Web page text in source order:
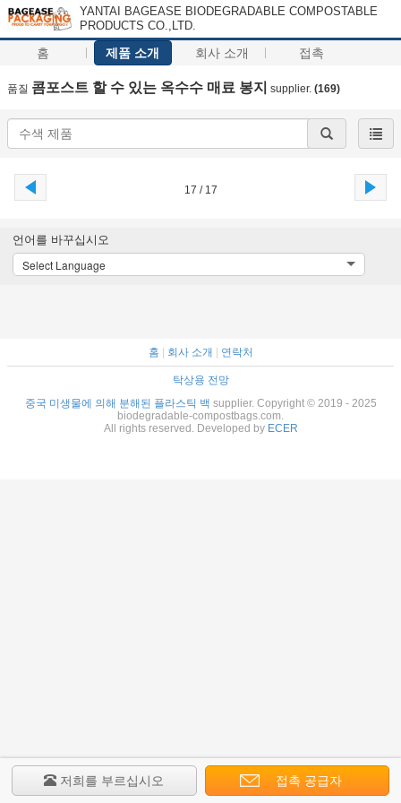
YANTAI BAGEASE BIODEGRADABLE COMPOSTABLE
PRODUCTS CO.,LTD.
홈 제품 소개 회사 소개 접촉
품질 콤포스트 할 수 있는 옥수수 매료 봉지 supplier. (169)
17 / 17
저희를 부르십시오 접촉 공급자
언어를 바꾸십시오
Select Language
홈 회사 소개 연락처
탁상용 전망
중국 미생물에 의해 분해된 플라스틱 백 supplier. Copyright © 2019 - 2025
biodegradable-compostbags.com.
All rights reserved. Developed by ECER